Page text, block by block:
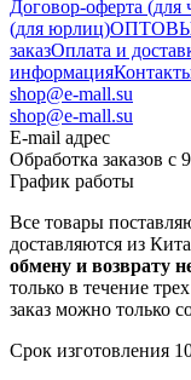
Договор-оферта (для
(для юрлиц)
заказОплата и
информация
shop@e-mall.su
shop@e-mall.su
E-mail адрес
Обработка заказов
График работы
Все товары
доставляются из
обмену и возврату
только в течение
заказ можно только
Срок изготовления